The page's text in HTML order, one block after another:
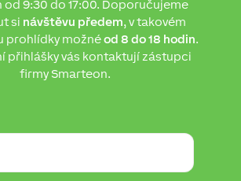
od 9:30 do 17:00. Doporučujeme
si návštěvu předem, v takovém
prohlídky možnéod 8 do 18 hodin.
přihlášky vás kontaktují zástupci
firmy Smarteon.